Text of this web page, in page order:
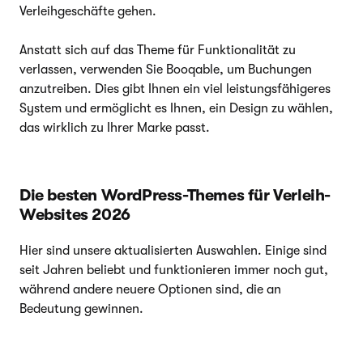
Verleihgeschäfte gehen.
Anstatt sich auf das Theme für Funktionalität zu
verlassen, verwenden Sie Booqable, um Buchungen
anzutreiben. Dies gibt Ihnen ein viel leistungsfähigeres
System und ermöglicht es Ihnen, ein Design zu wählen,
das wirklich zu Ihrer Marke passt.
Die besten WordPress-Themes für Verleih-
Websites 2026
Hier sind unsere aktualisierten Auswahlen. Einige sind
seit Jahren beliebt und funktionieren immer noch gut,
während andere neuere Optionen sind, die an
Bedeutung gewinnen.